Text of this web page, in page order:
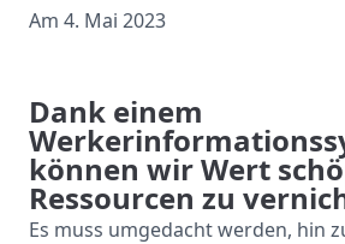
Am 4. Mai 2023
Dank einem
können wir Wert
Ressourcen zu
Es muss umgedacht werden, hin